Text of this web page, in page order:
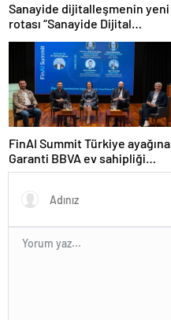
Sanayide dijitalleşmenin yeni
rotası “Sanayide Dijital
Teknolojiler Yarışması” ile
belirleniyor!
FinAI Summit Türkiye ayağına
Garanti BBVA ev sahipliği
yaptı